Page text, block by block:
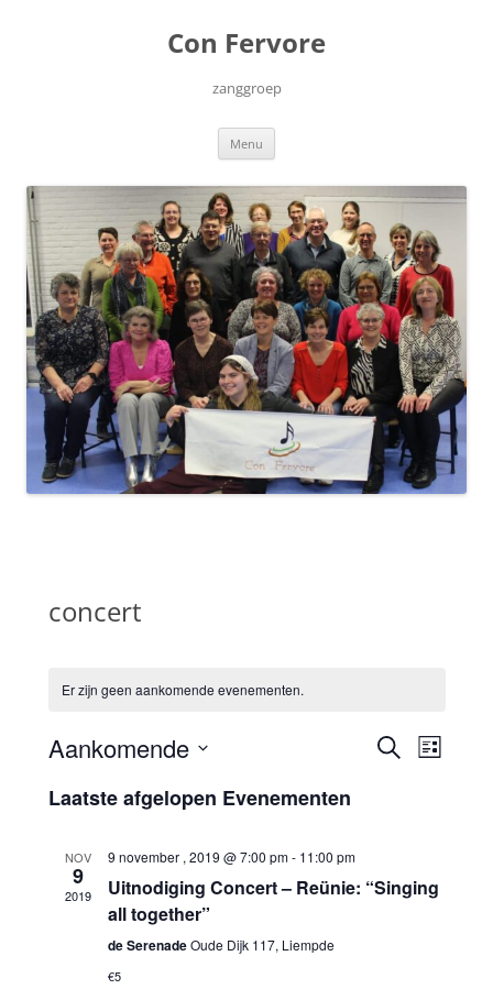
Con Fervore
zanggroep
Menu
concert
Er zijn geen aankomende evenementen.
Evenementen
Zoeken
Zoeken
Lijst
Aankomende
een
datum.
Laatste afgelopen Evenementen
NOV
9
2019
9 november , 2019 @ 7:00 pm- 11:00 pm
Uitnodiging Concert – Reünie: “Singing
all together”
de SerenadeOude Dijk 117, Liempde
€5